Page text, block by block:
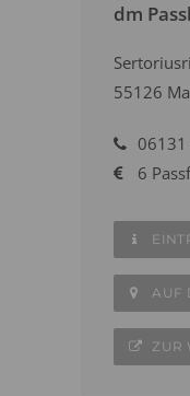
dm
55126
6
AUF
ZUR